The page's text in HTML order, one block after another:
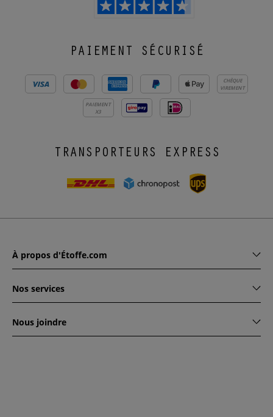
PAIEMENT SÉCURISÉ
CHÈQUE
VIREMENT
PAIEMENT
X3
TRANSPORTEURS EXPRESS
À propos d'Étoffe.com
Nos services
Nous joindre